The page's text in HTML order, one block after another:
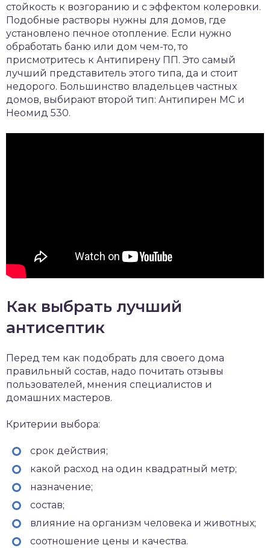
стойкость к возгоранию и с эффектом колеровки.
Подобные растворы нужны для домов, где
установлено печное отопление. Если нужно
обработать баню или дом чем-то, то
присмотритесь к Антипирену ПП. Это самый
лучший представитель этого типа, да и стоит
недорого. Большинство владельцев частных
домов, выбирают второй тип: Антипирен МС и
Неомид 530.
Как выбрать лучший
антисептик
Перед тем как подобрать для своего дома
правильный состав, надо почитать отзывы
пользователей, мнения специалистов и
домашних мастеров.
Критерии выбора:
срок действия;
какой расход на один квадратный метр;
назначение;
состав;
влияние на организм человека и животных;
соотношение цены и качества.